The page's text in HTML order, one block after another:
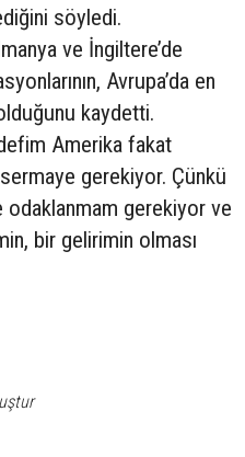
söyledi.
ve İngiltere’de
Avrupa’da en
kaydetti.
Amerika fakat
gerekiyor. Çünkü
odaklanmam gerekiyor ve
bir gelirimin olması